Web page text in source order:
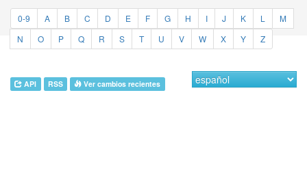
0-9 A B C D E F G H I J K L
M
N
O P Q R S T U V W X Y Z
API RSS Ver cambios recientes